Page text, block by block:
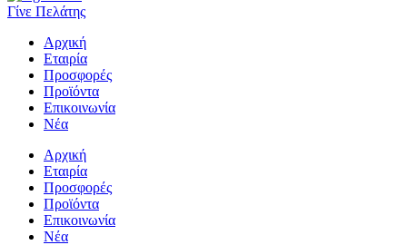
Γίνε Πελάτης
Αρχική
Εταιρία
Προσφορές
Προϊόντα
Επικοινωνία
Νέα
Αρχική
Εταιρία
Προσφορές
Προϊόντα
Επικοινωνία
Νέα